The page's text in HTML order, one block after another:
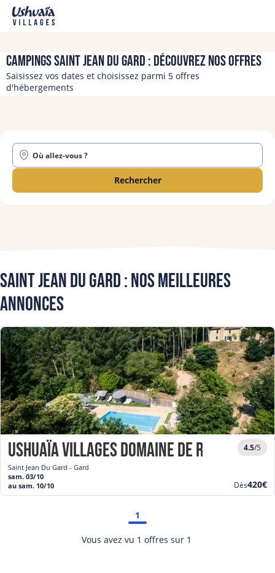
Campings Saint Jean Du Gard : découvrez nos offres
Saisissez vos dates et choisissez parmi 5 offres
d'hébergements
Où allez-vous ?
Rechercher
Saint Jean Du Gard : Nos meilleures
annonces
Ushuaïa Villages Domaine de Ravel ***
Saint Jean Du Gard - Gard
4.5/5
sam. 03/10
au sam. 10/10
Dès
prix
420€
1
Vous avez vu 1 offres sur 1